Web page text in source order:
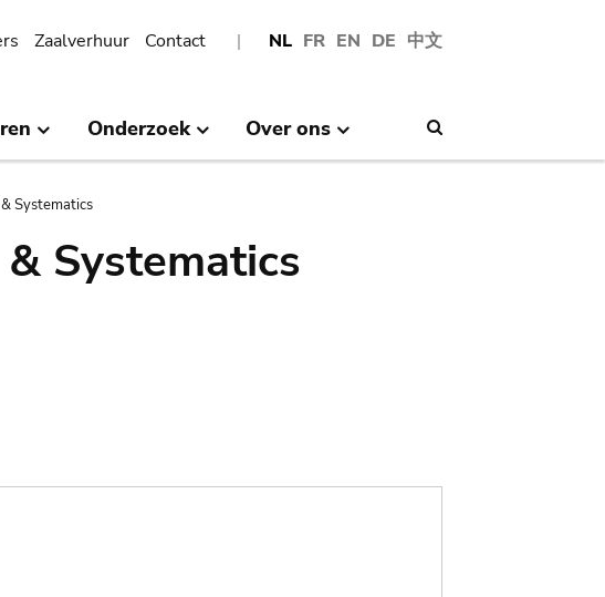
NL FR EN DE 中文
Zaalverhuur Contact
Onderzoek Over ons
Systematics
Systematics